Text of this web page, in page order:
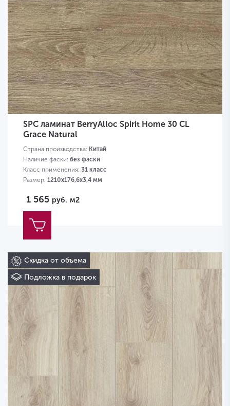
SPC ламинат BerryAlloc Spirit Home 30 CL
Grace Natural
Страна производства: Китай
Наличие фаски: без фаски
Класс применения: 31 класс
Размер: 1210х176,6х3,4 мм
1 565 руб. м2
Скидка от объема
Подложка в подарок